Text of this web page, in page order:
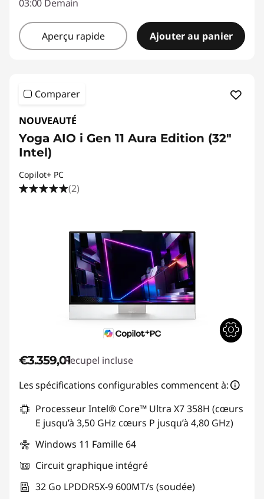
03:00 Demain
Aperçu rapide Ajouter au panier
Comparer
NOUVEAUTÉ
Yoga AIO i Gen 11 Aura Edition (32"
Intel)
Copilot+ PC
(2)
€3.359,01Recupel incluse
Les spécifications configurables commencent à:
Processeur Intel® Core™ Ultra X7 358H (cœurs
E jusqu’à 3,50 GHz cœurs P jusqu’à 4,80 GHz)
Windows 11 Famille 64
Circuit graphique intégré
32 Go LPDDR5X-9 600MT/s (soudée)